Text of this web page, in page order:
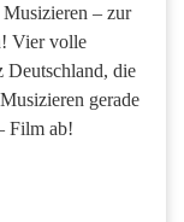
Musizieren – zur
Vier volle
Deutschland, die
gerade
Film ab!